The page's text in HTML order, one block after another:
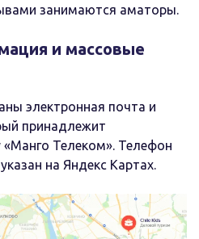
занимаются аматоры.
и массовые
электронная почта и
принадлежит
Телеком». Телефон
на Яндекс Картах.